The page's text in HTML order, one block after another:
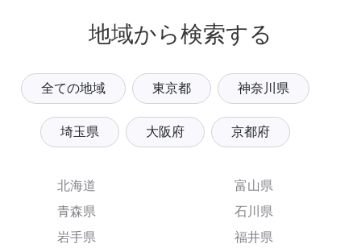
地域から検索する
全ての地域 東京都 神奈川県
埼玉県 大阪府 京都府
北海道
青森県
岩手県
富山県
石川県
福井県